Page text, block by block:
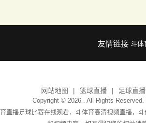
友情链接 斗体
网站地图 篮球直播 足球直播
Copyright © 2026 . All Rights Reserved.
直播足球比赛在线观看，斗体育高清视频直播